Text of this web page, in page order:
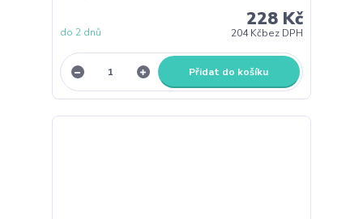
228 Kč
204 Kčbez DPH
do 2 dnů
Přidat do košíku